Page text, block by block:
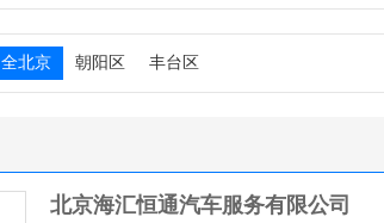
全北京 朝阳区 丰台区
北京海汇恒通汽车服务有限公司